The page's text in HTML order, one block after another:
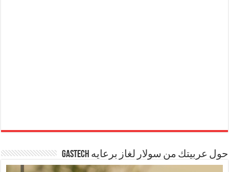
حول عربيتك من سولار لغاز برعايه GASTECH